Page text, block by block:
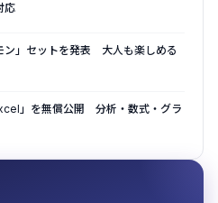
応
ン」セットを発表 大人も楽しめる
」を無償公開 分析・数式・グラ